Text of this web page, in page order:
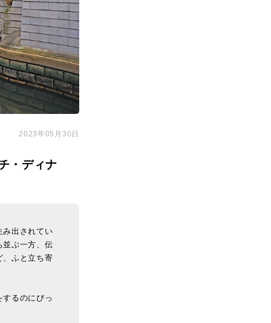
2023年05月30日
・ディナ
み出されてい
並ぶ一方、伝
、ふと立ち寄
るのにぴっ